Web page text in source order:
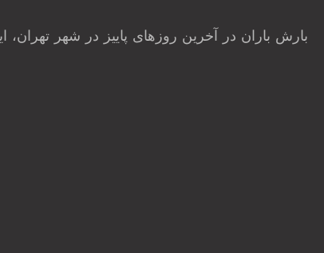
بارش باران در آخرین روزهای پاییز در شهر